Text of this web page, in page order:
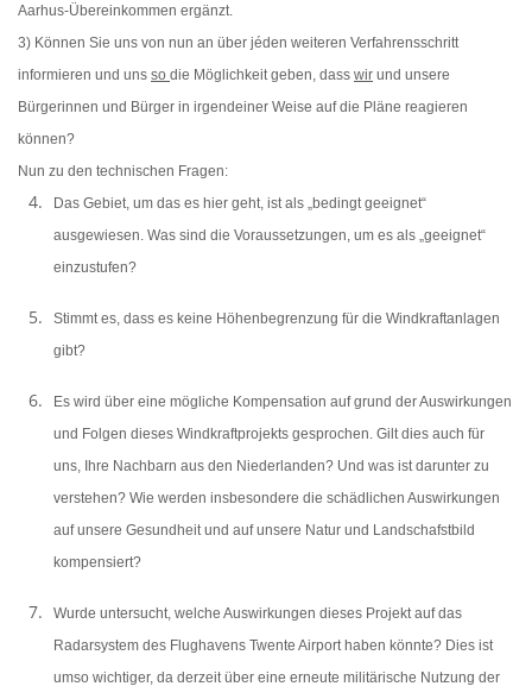
Aarhus-Übereinkommen ergänzt.
3) Können Sie uns von nun an über jéden weiteren Verfahrensschritt
informieren und uns so die Möglichkeit geben, dass wir und unsere
Bürgerinnen und Bürger in irgendeiner Weise auf die Pläne reagieren
können?
Nun zu den technischen Fragen:
Das Gebiet, um das es hier geht, ist als „bedingt geeignet“
ausgewiesen. Was sind die Voraussetzungen, um es als „geeignet“
einzustufen?
Stimmt es, dass es keine Höhenbegrenzung für die Windkraftanlagen
gibt?
Es wird über eine mögliche Kompensation auf grund der Auswirkungen
und Folgen dieses Windkraftprojekts gesprochen. Gilt dies auch für
uns, Ihre Nachbarn aus den Niederlanden? Und was ist darunter zu
verstehen? Wie werden insbesondere die schädlichen Auswirkungen
auf unsere Gesundheit und auf unsere Natur und Landschafstbild
kompensiert?
Wurde untersucht, welche Auswirkungen dieses Projekt auf das
Radarsystem des Flughavens Twente Airport haben könnte? Dies ist
umso wichtiger, da derzeit über eine erneute militärische Nutzung der